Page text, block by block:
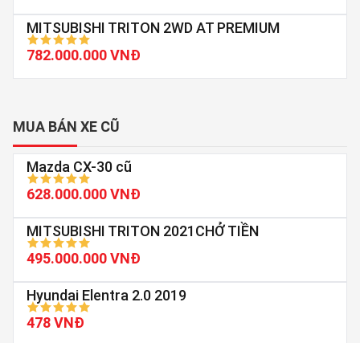
MITSUBISHI TRITON 2WD AT PREMIUM
782.000.000 VNĐ
MUA BÁN XE CŨ
Mazda CX-30 cũ
628.000.000 VNĐ
MITSUBISHI TRITON 2021CHỞ TIỀN
495.000.000 VNĐ
Hyundai Elentra 2.0 2019
478 VNĐ